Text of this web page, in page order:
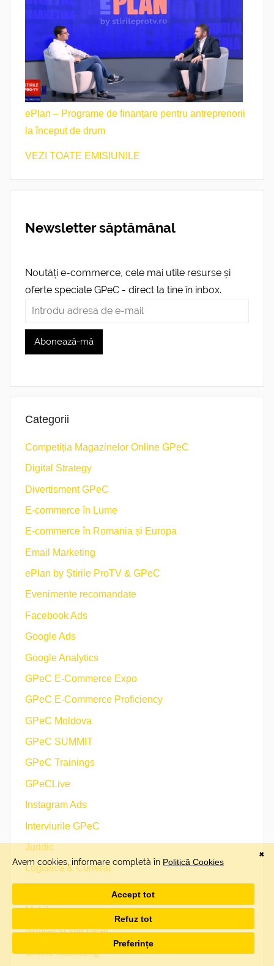
ePlan – Programe de finanțare pentru antreprenorii
la început de drum
VEZI TOATE EMISIUNILE
Newsletter săptămânal
Noutăți e-commerce, cele mai utile resurse și
oferte speciale GPeC - direct la tine în inbox.
Categorii
Competiția Magazinelor Online GPeC
Digital Strategy
Divertisment GPeC
E-commerce în Lume
E-commerce în Romania și Europa
Email Marketing
ePlan by Știrile ProTV & GPeC
Evenimente recomandate
Facebook Ads
Google Ads
Google Analytics
GPeC E-Commerce Expo
GPeC E-Commerce Proficiency
GPeC Moldova
GPeC SUMMIT
GPeC Trainings
GPeCLive
Instagram Ads
Interviurile GPeC
Juridic
Logistică & Curierat
Mobile
Noutăți și știri GPeC
Online Marketing